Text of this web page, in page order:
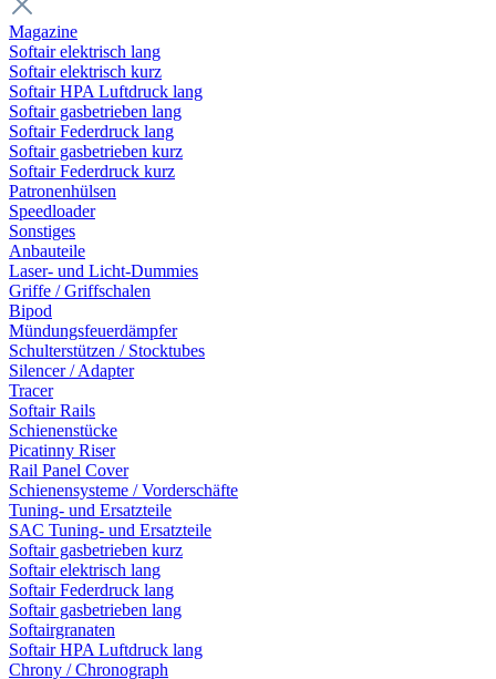
Magazine
Softair elektrisch lang
Softair elektrisch kurz
Softair HPA Luftdruck lang
Softair gasbetrieben lang
Softair Federdruck lang
Softair gasbetrieben kurz
Softair Federdruck kurz
Patronenhülsen
Speedloader
Sonstiges
Anbauteile
Laser- und Licht-Dummies
Griffe / Griffschalen
Bipod
Mündungsfeuerdämpfer
Schulterstützen / Stocktubes
Silencer / Adapter
Tracer
Softair Rails
Schienenstücke
Picatinny Riser
Rail Panel Cover
Schienensysteme / Vorderschäfte
Tuning- und Ersatzteile
SAC Tuning- und Ersatzteile
Softair gasbetrieben kurz
Softair elektrisch lang
Softair Federdruck lang
Softair gasbetrieben lang
Softairgranaten
Softair HPA Luftdruck lang
Chrony / Chronograph